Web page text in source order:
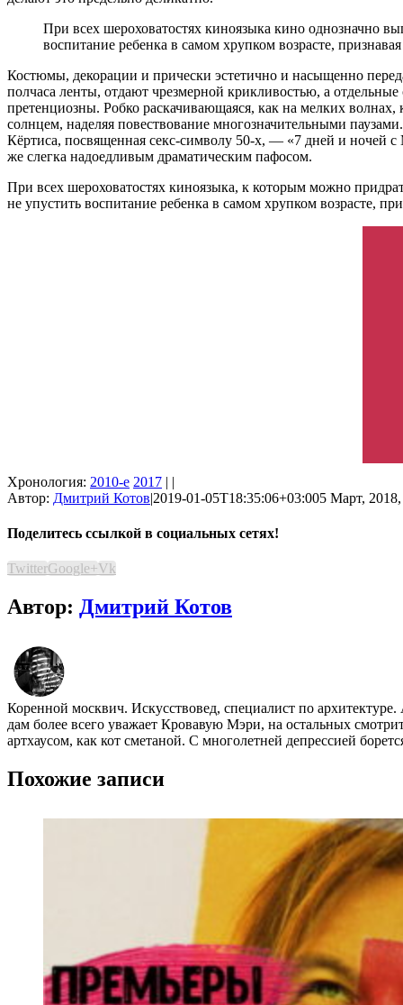
При всех шероховатостях киноязыка кино однозначно
воспитание ребенка в самом хрупком возрасте,
Костюмы, декорации и прически эстетично и насыщенно
полчаса ленты, отдают чрезмерной крикливостью, а
претенциозны. Робко раскачивающаяся, как на мелких
солнцем, наделяя повествование многозначительными
Кёртиса, посвященная секс-символу 50-х, — «7 дней и ночей
же слегка надоедливым драматическим пафосом.
При всех шероховатостях киноязыка, к которым можно
не упустить воспитание ребенка в самом хрупком возрасте,
Хронология: 2010-е 2017 | |
Автор: Дмитрий Котов|2019-01-05T18:35:06+03:005 Март,
Поделитесь ссылкой в социальных сетях!
TwitterGoogle+Vk
Автор: Дмитрий Котов
Коренной москвич. Искусствовед, специалист по
дам более всего уважает Кровавую Мэри, на остальных
артхаусом, как кот сметаной. С многолетней депрессией
Похожие записи